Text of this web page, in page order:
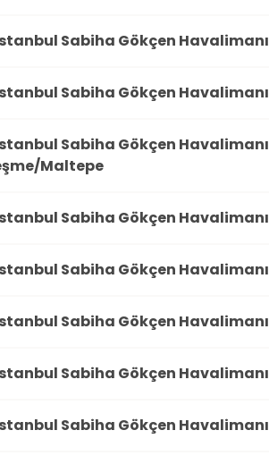
Sabiha Gökçen Havalimanı
Sabiha Gökçen Havalimanı
Sabiha Gökçen Havalimanı
Maltepe
Sabiha Gökçen Havalimanı
Sabiha Gökçen Havalimanı
Sabiha Gökçen Havalimanı
Sabiha Gökçen Havalimanı
Sabiha Gökçen Havalimanı